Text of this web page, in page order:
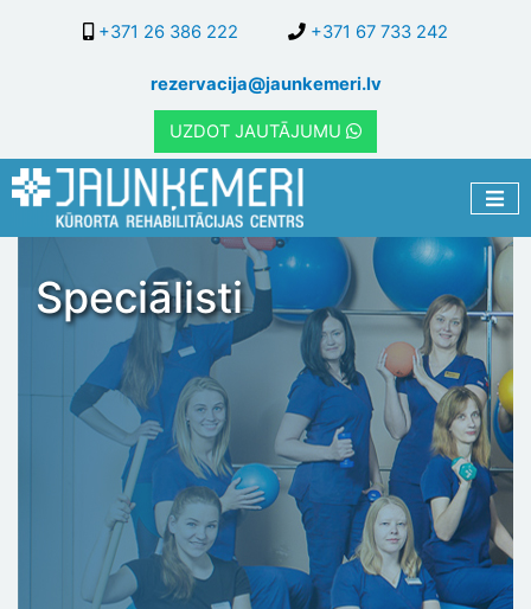
galveno
saturu
+371 26 386 222 +371 67 733 242
rezervacija@jaunkemeri.lv
UZDOT JAUTĀJUMU
Speciālisti